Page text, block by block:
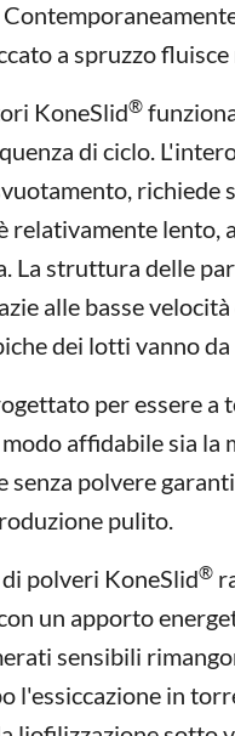
a spruzzo
KoneSlid®
di ciclo.
richiede
relativamente lento,
La struttura delle
alle basse
dei lotti vanno
per essere a
affidabile sia la
senza polvere
pulito.
polveri KoneSlid®
un apporto
sensibili
l'essiccazione in